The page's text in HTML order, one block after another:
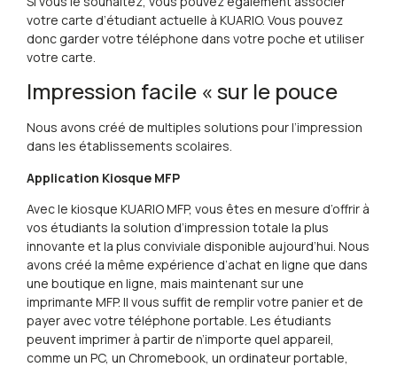
votre carte d’étudiant actuelle à KUARIO. Vous pouvez
donc garder votre téléphone dans votre poche et utiliser
votre carte.
Impression facile « sur le pouce
Nous avons créé de multiples solutions pour l’impression
dans les établissements scolaires.
Application Kiosque MFP
Avec le kiosque KUARIO MFP, vous êtes en mesure d’offrir à
vos étudiants la solution d’impression totale la plus
innovante et la plus conviviale disponible aujourd’hui. Nous
avons créé la même expérience d’achat en ligne que dans
une boutique en ligne, mais maintenant sur une
imprimante MFP. Il vous suffit de remplir votre panier et de
payer avec votre téléphone portable. Les étudiants
peuvent imprimer à partir de n’importe quel appareil,
comme un PC, un Chromebook, un ordinateur portable,